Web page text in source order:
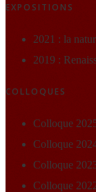
EXPOSITIONS
2021 : la
2019 :
COLLOQUES
Colloque
Colloque
Colloque
Colloque